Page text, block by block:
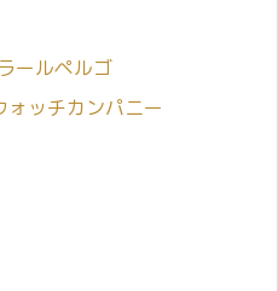
ールペルゴ
ォッチカンパニー